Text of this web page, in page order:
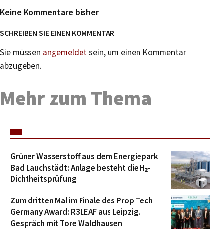
Keine Kommentare bisher
SCHREIBEN SIE EINEN KOMMENTAR
Sie müssen angemeldetsein, um einen Kommentar
abzugeben.
Mehr zum Thema
Grüner Wasserstoff aus dem Energiepark
Bad Lauchstädt: Anlage besteht die H₂-
Dichtheitsprüfung
Zum dritten Mal im Finale des Prop Tech
Germany Award: R3LEAF aus Leipzig.
Gespräch mit Tore Waldhausen